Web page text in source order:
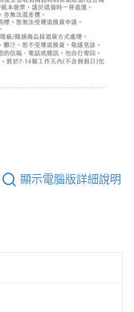
顯示電腦版詳細說明